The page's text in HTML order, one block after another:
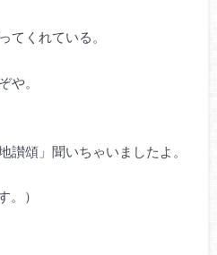
てくれている。
や。
讃頌」聞いちゃいましたよ。
。）